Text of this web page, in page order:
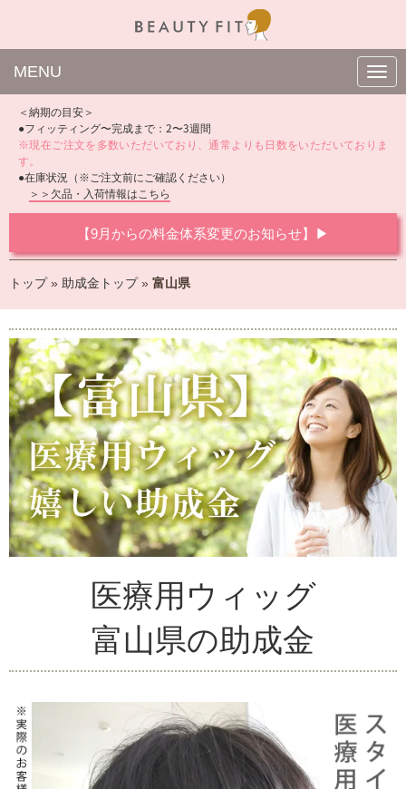
N
a
a
MENU
＜納期の目安＞
●フィッティング〜完成まで：2〜3週間
※現在ご注文を多数いただいており、通常よりも日数をいただいておりま
す。
●在庫状況（※ご注文前にご確認ください）
＞＞欠品・入荷情報はこちら
【9月からの料金体系変更のお知らせ】▶
トップ » 助成金トップ » 富山県
医療用ウィッグ
富山県の助成金